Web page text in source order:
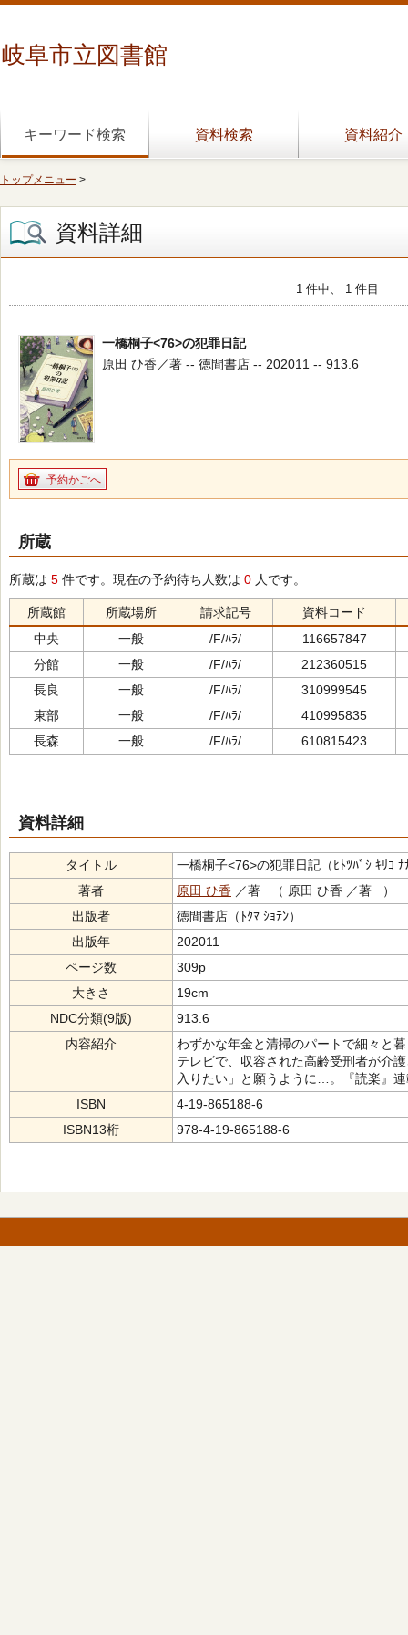
岐阜市立図書館
キーワード検索 資料検索 資料紹介
トップメニュー >
資料詳細
1 件中、 1 件目
一橋桐子<76>の犯罪日記
原田 ひ香／著 -- 徳間書店 -- 202011 -- 913.6
予約かごへ
所蔵
所蔵は 5 件です。現在の予約待ち人数は 0 人です。
所蔵館 所蔵場所 請求記号
資料コード
中央
一般 /F/ﾊﾗ/
116657847
分館
一般 /F/ﾊﾗ/
212360515
長良
一般 /F/ﾊﾗ/
310999545
東部
一般 /F/ﾊﾗ/
410995835
長森
一般 /F/ﾊﾗ/ 610815423
資料詳細
タイトル
一橋桐子<76>の犯罪日記（ﾋﾄﾂﾊﾞｼ ｷﾘｺ ﾅ
著者
原田 ひ香 ／著 （ 原田 ひ香 ／著 ）
出版者
徳間書店（ﾄｸﾏ ｼｮﾃﾝ）
出版年
202011
ページ数
309p
大きさ
19cm
NDC分類(9版)
913.6
内容紹介
わずかな年金と清掃のパートで細々と
テレビで、収容された高齢受刑者が介
入りたい」と願うように…。『読楽』
ISBN
4-19-865188-6
ISBN13桁
978-4-19-865188-6